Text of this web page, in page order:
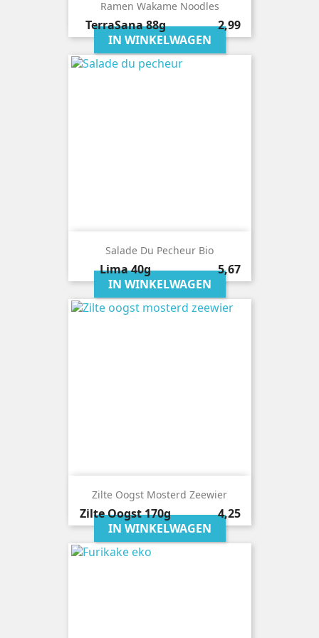
Ramen Wakame Noodles
TerraSana88g Prijs
2,99
IN WINKELWAGEN
Salade Du Pecheur Bio
Lima40g Prijs
5,67
IN WINKELWAGEN
Zilte Oogst Mosterd Zeewier
Zilte Oogst170g Prijs
4,25
IN WINKELWAGEN